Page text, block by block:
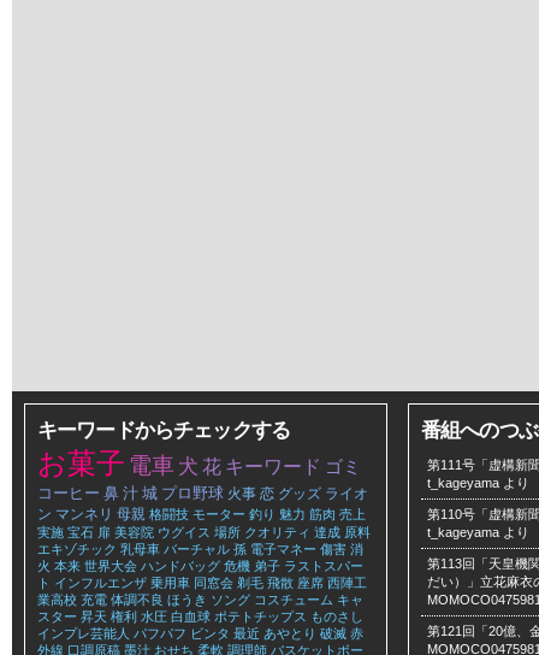
キーワードからチェックする
お菓子 電車 犬 花 キーワード ゴミ
コーヒー 鼻 汁 城 プロ野球 火事 恋 グッズ ライオ
ン マンネリ 母親 格闘技 モーター 釣り 魅力 筋肉 売上
実施 宝石 扉 美容院 ウグイス 場所 クオリティ 達成 原料
エキゾチック 乳母車 バーチャル 孫 電子マネー 傷害 消
火 本来 世界大会 ハンドバッグ 危機 弟子 ラストスパー
ト インフルエンザ 乗用車 同窓会 剃毛 飛散 座席 西陣工
業高校 充電 体調不良 ほうき ソング コスチューム キャ
スター 昇天 権利 水圧 白血球 ポテトチップス ものさし
インプレ芸能人 パフパフ ビンタ 最近 あやとり 破滅 赤
外線 口調原稿 墨汁 おせち 柔軟 調理師 バスケットボー
番組へのつ
第111号「虚構新
t_kageyama より
第110号「虚構新
t_kageyama より
第113回「天皇機
だい）」立花麻衣
第121回「20億、